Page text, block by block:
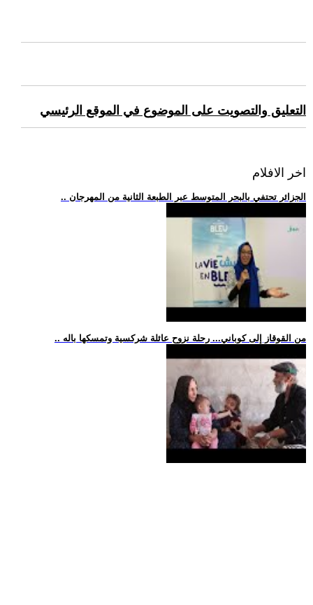
التعليق والتصويت على الموضوع في الموقع الرئيسي
اخر الافلام
.. الجزائر تحتفي بالبحر المتوسط عبر الطبعة الثانية من المهرجان
.. من القوقاز إلى كوباني... رحلة نزوح عائلة شركسية وتمسكها باله